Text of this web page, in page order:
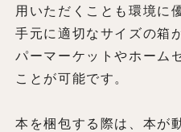
用いただくことも環境に
手元に適切なサイズの箱
パーマーケットやホーム
ことが可能です。
本を梱包する際は、本が